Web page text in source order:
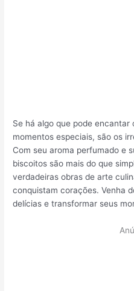
Se há algo que pode encantar
momentos especiais, são os
Com seu aroma perfumado e
biscoitos são mais do que
verdadeiras obras de arte
conquistam corações. Venha
delícias e transformar seus